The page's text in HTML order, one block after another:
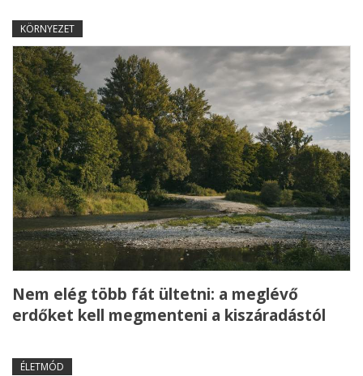
KÖRNYEZET
Nem elég több fát ültetni: a meglévő
erdőket kell megmenteni a kiszáradástól
ÉLETMÓD